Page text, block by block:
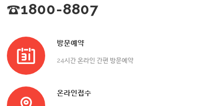
☎1800-8807
방문예약
24시간 온라인 간편 방문예약
온라인접수